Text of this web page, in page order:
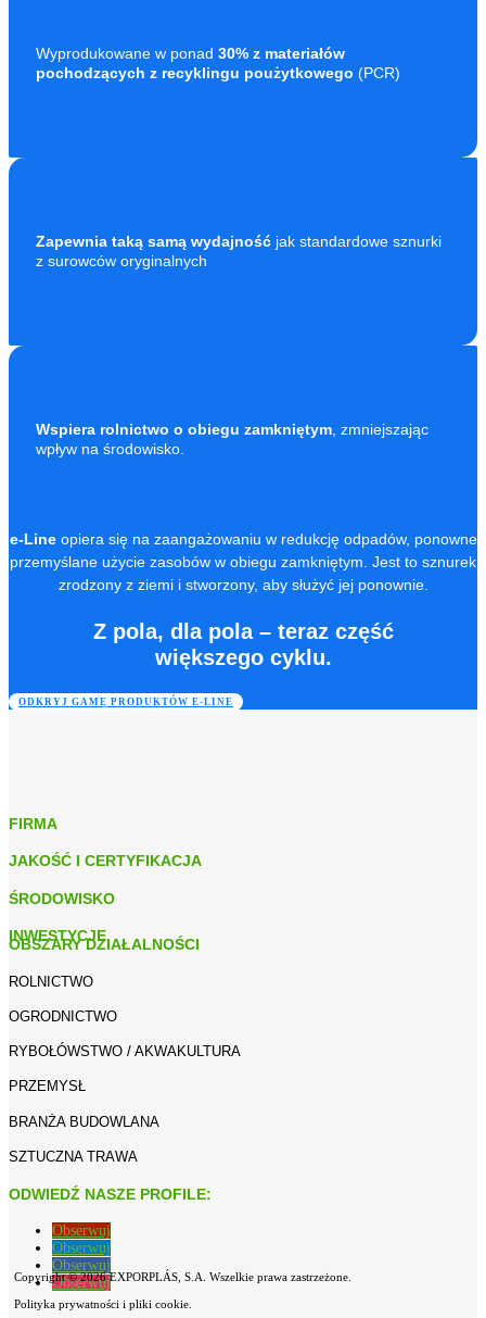
Wyprodukowane w ponad 30% z materiałów
pochodzących z recyklingu poużytkowego (PCR)
Zapewnia taką samą wydajność jak standardowe sznurki
z surowców oryginalnych
Wspiera rolnictwo o obiegu zamkniętym, zmniejszając
wpływ na środowisko.
e-Lineopiera się na zaangażowaniu w redukcję odpadów, ponowne
przemyślane użycie zasobów w obiegu zamkniętym. Jest to sznurek
zrodzony z ziemi i stworzony, aby służyć jej ponownie.
Z pola, dla pola – teraz część
większego cyklu.
ODKRYJ GAMĘ PRODUKTÓW E-LINE
FIRMA
JAKOŚĆ I CERTYFIKACJA
ŚRODOWISKO
INWESTYCJE
OBSZARY DZIAŁALNOŚCI
ROLNICTWO
OGRODNICTWO
RYBOŁÓWSTWO / AKWAKULTURA
PRZEMYSŁ
BRANŻA BUDOWLANA
SZTUCZNA TRAWA
ODWIEDŹ NASZE PROFILE:
Obserwuj
Obserwuj
Obserwuj
Obserwuj
Copyright © 2026 EXPORPLÁS, S.A. Wszelkie prawa zastrzeżone.
Polityka prywatności i pliki cookie.